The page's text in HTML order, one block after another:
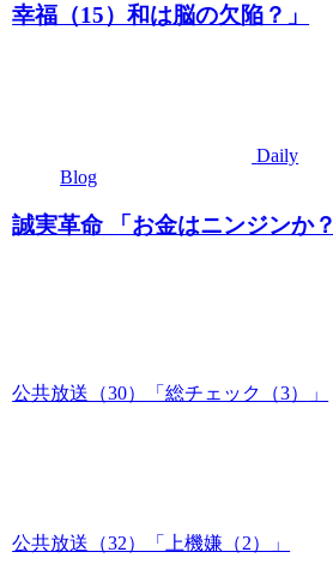
幸福（15）和は脳の欠陥？」
Daily
Blog
誠実革命 「お金はニンジンか？
公共放送（30）「総チェック（3）」
公共放送（32）「上機嫌（2）」